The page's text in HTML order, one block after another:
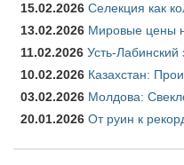
15.02.2026 Селекция как
13.02.2026 Мировые цены
11.02.2026 Усть-Лабинский
10.02.2026 Казахстан:
03.02.2026 Молдова:
20.01.2026 От руин к